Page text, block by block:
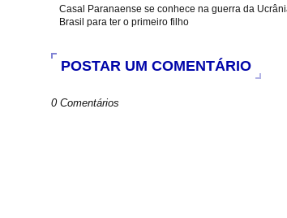
k
p
Casal Paranaense se conhece na guerra da
Brasil para ter o primeiro filho
POSTAR UM COMENTÁRIO
0 Comentários